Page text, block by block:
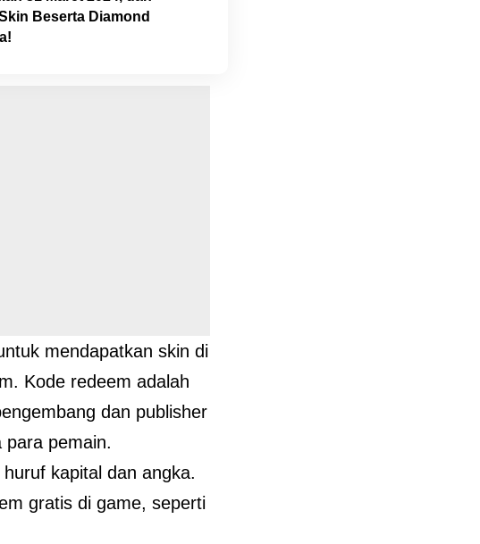
Beserta Diamond
mendapatkan skin di
Kode redeem adalah
dan publisher
para pemain.
kapital dan angka.
gratis di game, seperti